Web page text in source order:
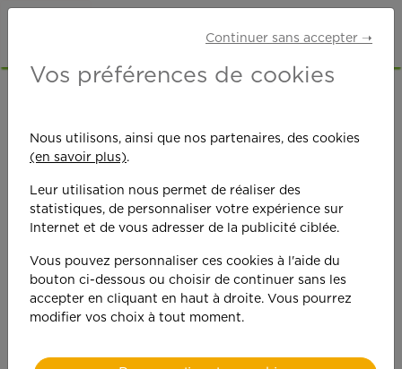
APEF...
Ouverture d'une agence à
Continuer sans accepter ➝
Vos préférences de cookies
Nous utilisons, ainsi que nos partenaires, des cookies
(en savoir plus).
Leur utilisation nous permet de réaliser des
statistiques, de personnaliser votre expérience sur
Internet et de vous adresser de la publicité ciblée.
Vous pouvez personnaliser ces cookies à l'aide du
bouton ci-dessous ou choisir de continuer sans les
accepter en cliquant en haut à droite. Vous pourrez
modifier vos choix à tout moment.